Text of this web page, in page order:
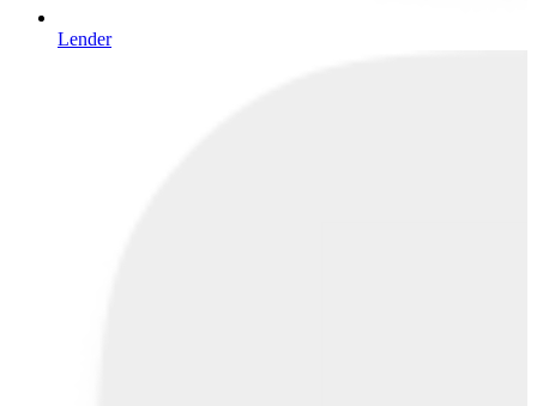
Lender